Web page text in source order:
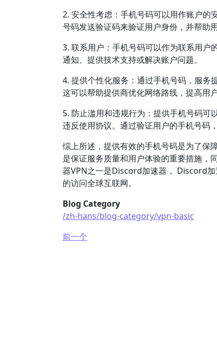
2. 安全性考虑：手机号码可以用作账户的
号码发送验证码来验证用户身份，并帮助
3. 联系用户：手机号码可以作为联系用户
通知、提供技术支持或解决账户问题。
4. 提供个性化服务：通过手机号码，服务
这可以帮助提供商优化网络路线，提高用
5. 防止滥用和违规行为：提供手机号码可
违反使用协议。通过验证用户的手机号码
综上所述，提供有效的手机号码是为了保
是保证服务质量和用户体验的重要措施，
器VPN之一是Discord加速器， Discord
的访问全球互联网。
Blog Category
/zh-hans/blog-category/vpn-basic
前一个